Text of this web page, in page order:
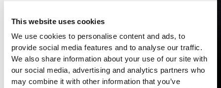
This website uses cookies
We use cookies to personalise content and ads, to
provide social media features and to analyse our traffic.
We also share information about your use of our site with
our social media, advertising and analytics partners who
may combine it with other information that you’ve